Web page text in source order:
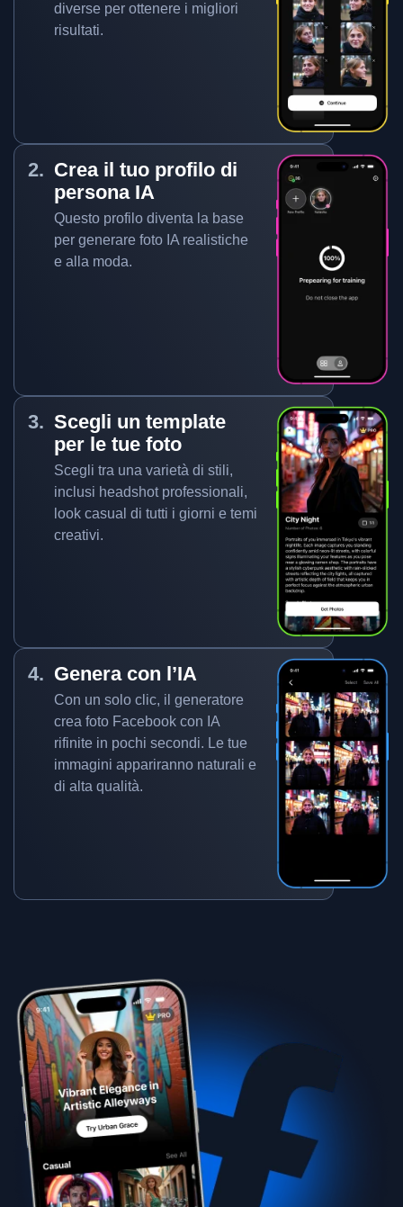
diverse per ottenere i migliori
risultati.
Crea il tuo profilo di
persona IA
Questo profilo diventa la base
per generare foto IA realistiche
e alla moda.
Scegli un template
per le tue foto
Scegli tra una varietà di stili,
inclusi headshot professionali,
look casual di tutti i giorni e temi
creativi.
Genera con l’IA
Con un solo clic, il generatore
crea foto Facebook con IA
rifinite in pochi secondi. Le tue
immagini appariranno naturali e
di alta qualità.